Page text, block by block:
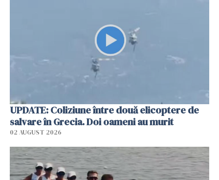
UPDATE: Coliziune între două elicoptere de
salvare în Grecia. Doi oameni au murit
02 AUGUST 2026